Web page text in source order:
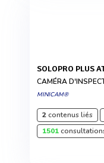
SOLOPRO PLUS
CAMÉRA
MINICAM®
2contenus liés
1501